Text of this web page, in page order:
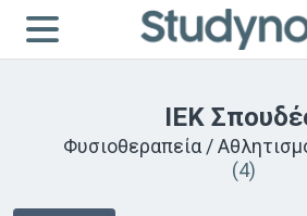
ΙΕΚ
Φυσιοθεραπεία /
(4)